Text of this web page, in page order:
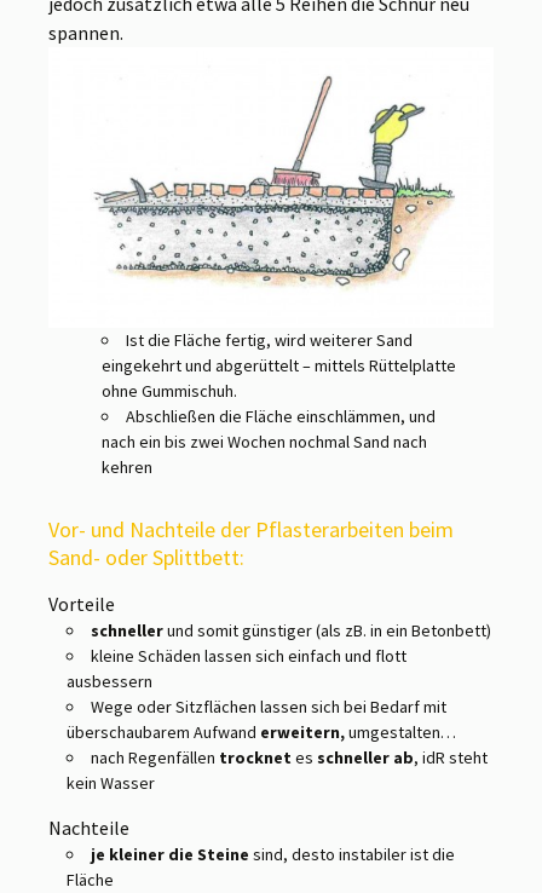
spannen.
Ist die Fläche fertig, wird weiterer Sand
eingekehrt und abgerüttelt – mittels Rüttelplatte
ohne Gummischuh.
Abschließen die Fläche einschlämmen, und
nach ein bis zwei Wochen nochmal Sand nach
kehren
Vor- und Nachteile der Pflasterarbeiten beim
Sand- oder Splittbett:
Vorteile
schnellerund somit günstiger (als zB. in ein Betonbett)
kleine Schäden lassen sich einfach und flott
ausbessern
Wege oder Sitzflächen lassen sich bei Bedarf mit
überschaubarem Aufwand erweitern,umgestalten…
nach Regenfällen trocknetes schneller ab, idR steht
kein Wasser
Nachteile
je kleiner die Steine sind, desto instabiler ist die
Fläche